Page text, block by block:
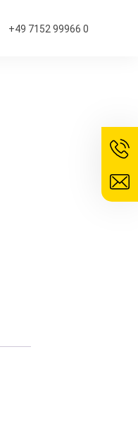
+49 7152 99966 0